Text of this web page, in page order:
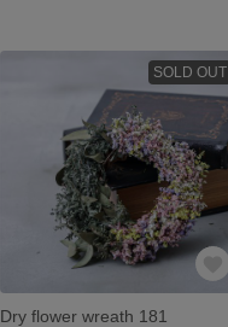
SOLD OUT
Dry flower wreath 181